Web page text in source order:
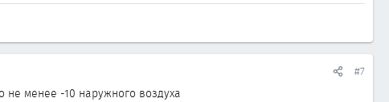
#7
не менее -10 наружного воздуха